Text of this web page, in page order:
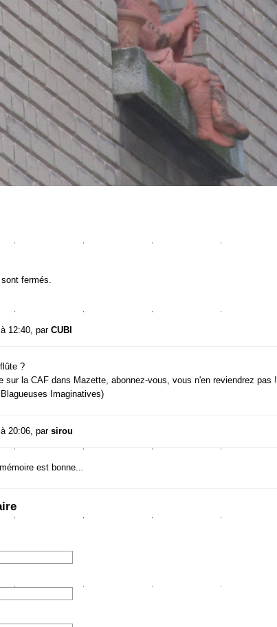
fermés.
12:40, parCUBI
?
sur la CAF dans Mazette, abonnez-vous, vous n'en reviendrez pas !
Imaginatives)
20:06, par sirou
est bonne...